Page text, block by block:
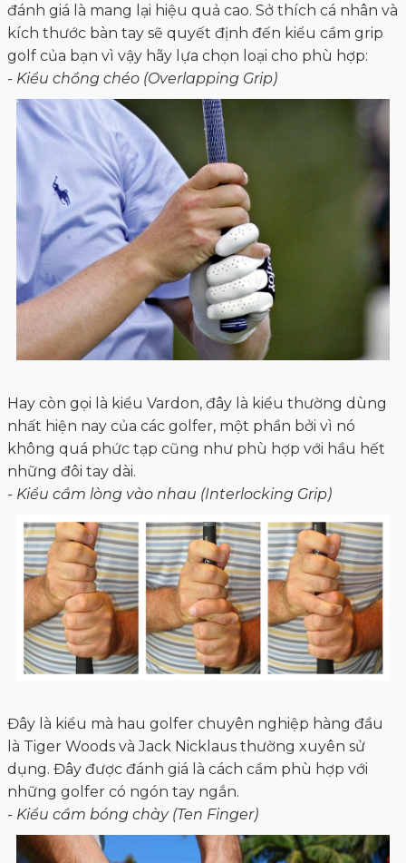
đánh giá là mang lại hiệu quả cao. Sở thích cá nhân và
kích thước bàn tay sẽ quyết định đến kiểu cầm grip
golf của bạn vì vậy hãy lựa chọn loại cho phù hợp:
- Kiểu chồng chéo (Overlapping Grip)
Hay còn gọi là kiểu Vardon, đây là kiểu thường dùng
nhất hiện nay của các golfer, một phần bởi vì nó
không quá phức tạp cũng như phù hợp với hầu hết
những đôi tay dài.
- Kiểu cầm lòng vào nhau (Interlocking Grip)
Đây là kiểu mà hau golfer chuyên nghiệp hàng đầu
là Tiger Woods và Jack Nicklaus thường xuyên sử
dụng. Đây được đánh giá là cách cầm phù hợp với
những golfer có ngón tay ngắn.
- Kiểu cầm bóng chày (Ten Finger)